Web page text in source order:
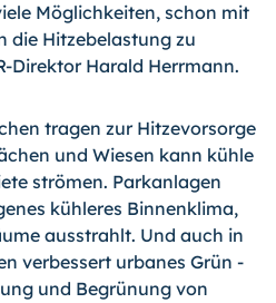
Möglichkeiten, schon mit
die Hitzebelastung zu
Direktor Harald Herrmann.
tragen zur Hitzevorsorge
und Wiesen kann kühle
strömen. Parkanlagen
kühleres Binnenklima,
ausstrahlt. Und auch in
verbessert urbanes Grün -
und Begrünung von